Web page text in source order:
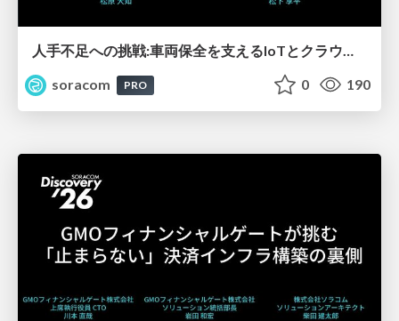
人手不足への挑戦:車両保全を支えるIoTとクラウド内製化の道【SORACOM Discovery 2026】
soracom
PRO 0 190